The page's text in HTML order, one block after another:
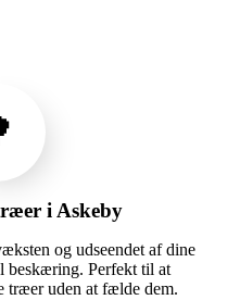
i Askeby
og udseendet af dine
beskæring. Perfekt til at
træer uden at fælde dem.